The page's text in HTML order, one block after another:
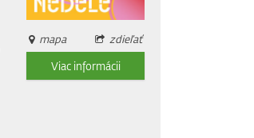
mapa
zdieľať
Viac informácii